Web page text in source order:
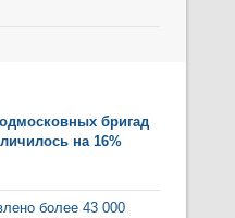
бригад
на 16%
более 43 000